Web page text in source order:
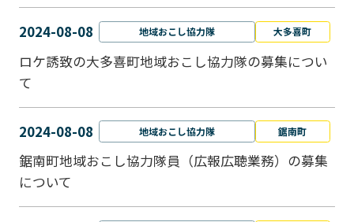
2024-08-08 地域おこし協力隊 大多喜町
ロケ誘致の大多喜町地域おこし協力隊の募集につい
て
2024-08-08 地域おこし協力隊 鋸南町
鋸南町地域おこし協力隊員（広報広聴業務）の募集
について